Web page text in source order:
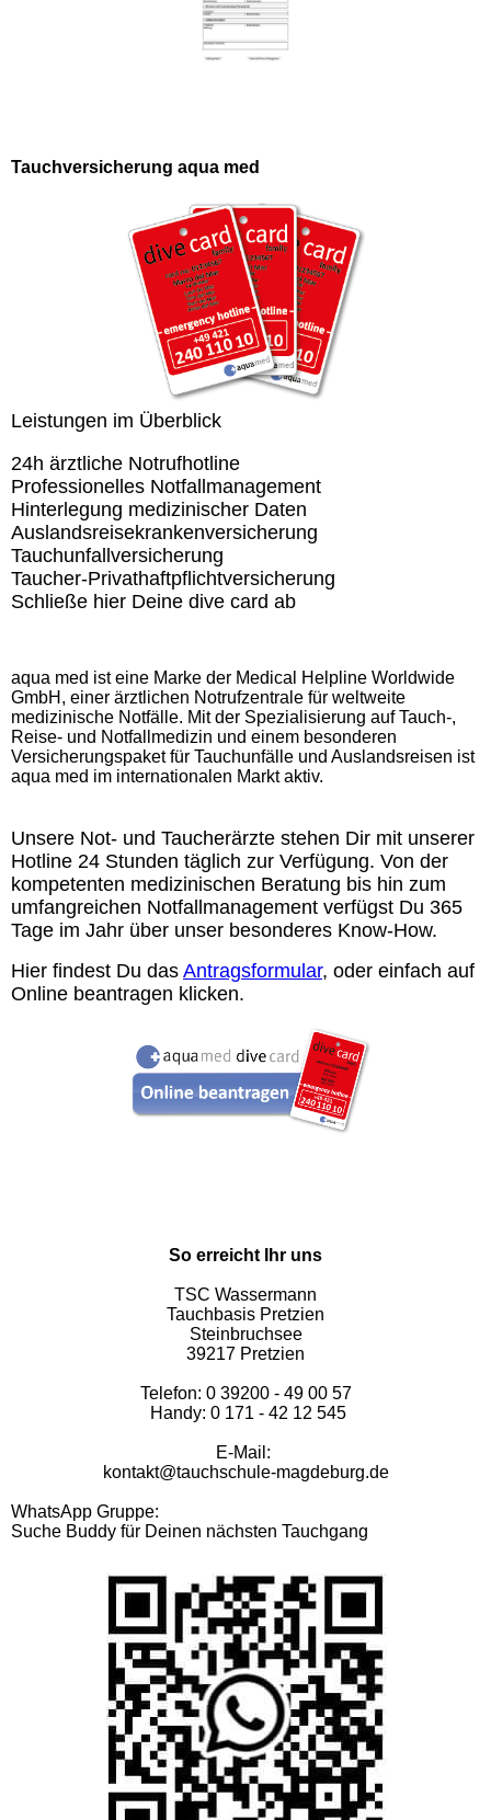
Tauchversicherung aqua med
Leistungen im Überblick
24h ärztliche Notrufhotline
Professionelles Notfallmanagement
Hinterlegung medizinischer Daten
Auslandsreisekrankenversicherung
Tauchunfallversicherung
Taucher-Privathaftpflichtversicherung
Schließe hier Deine dive card ab
aqua med ist eine Marke der Medical Helpline Worldwide
GmbH, einer ärztlichen Notrufzentrale für weltweite
medizinische Notfälle. Mit der Spezialisierung auf Tauch-,
Reise- und Notfallmedizin und einem besonderen
Versicherungspaket für Tauchunfälle und Auslandsreisen ist
aqua med im internationalen Markt aktiv.
Unsere Not- und Taucherärzte stehen Dir mit unserer
Hotline 24 Stunden täglich zur Verfügung. Von der
kompetenten medizinischen Beratung bis hin zum
umfangreichen Notfallmanagement verfügst Du 365
Tage im Jahr über unser besonderes Know-How.
Hier findest Du das Antragsformular, oder einfach auf
Online beantragen klicken.
So erreicht Ihr uns
TSC Wassermann
Tauchbasis Pretzien
Steinbruchsee
39217 Pretzien
Telefon: 0 39200 - 49 00 57
Handy: 0 171 - 42 12 545
E-Mail:
kontakt@tauchschule-magdeburg.de
WhatsApp Gruppe:
Suche Buddy für Deinen nächsten Tauchgang